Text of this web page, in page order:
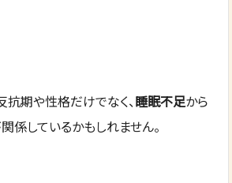
抗期や性格だけでなく、睡眠不足から
係しているかもしれません。